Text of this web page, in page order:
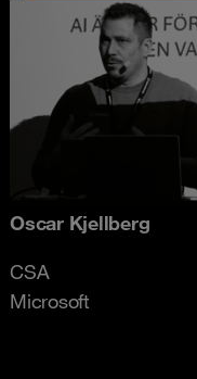
Oscar Kjellberg
CSA
Microsoft